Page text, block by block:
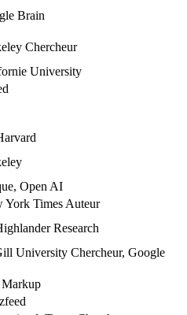
Brain
Chercheur
University
Open AI
York Times Auteur
Research
University Chercheur, Google
Markup